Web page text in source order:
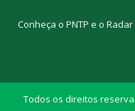
Conheça o PNTP e o
Todos os direitos